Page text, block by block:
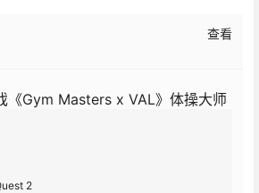
查看
《Gym Masters x VAL》体操大师
2